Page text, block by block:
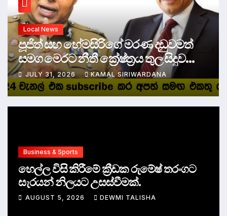
Local News
පූජිත් සහ හේමසිරිගේ මරණ දඩුවමත්
සමග මෙරට නීතී ක්‍රේෂ්ත්‍රය තුල සිදුව
ඇත්තේ කුමක්ද ?
JULY 31, 2026 KAMAL SIRIWARDANA
Business & Sports
හෙල්ල විසි කිරීමේ ක්‍රීඩක රුමේෂ් තරංගට
සැරයන් නිලයට උසස්වීමක්.
AUGUST 5, 2026 DEWMI TALISHA